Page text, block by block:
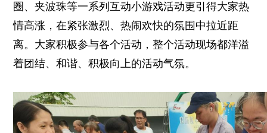
圈、夹波珠等一系列互动小游戏活动更引得大家热
情高涨，在紧张激烈、热闹欢快的氛围中拉近距
离。大家积极参与各个活动，整个活动现场都洋溢
着团结、和谐、积极向上的活动气氛。